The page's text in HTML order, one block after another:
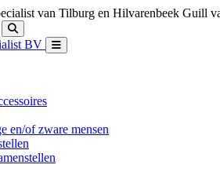
van Tilburg en Hilvarenbeek Guill
en/of zware mensen